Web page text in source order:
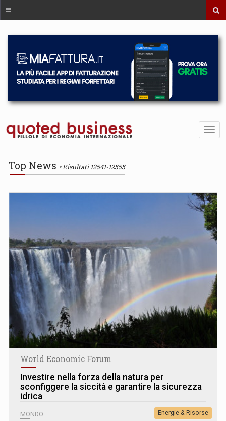
Top News Risultati 12541-12555
World Economic Forum
Investire nella forza della natura per
sconfiggere la siccità e garantire la sicurezza
idrica
MONDO Energie & Risorse